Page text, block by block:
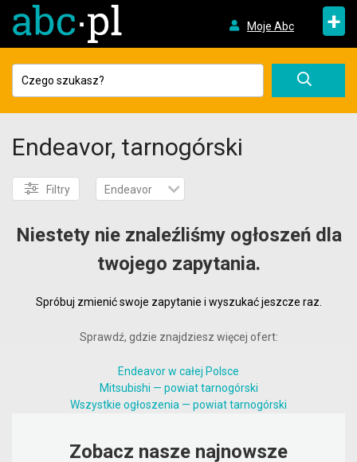
Moje Abc +
Endeavor, tarnogórski
Filtry Endeavor
Niestety nie znaleźliśmy ogłoszeń dla
twojego zapytania.
Spróbuj zmienić swoje zapytanie i wyszukać jeszcze raz.
Sprawdź, gdzie znajdziesz więcej ofert:
Endeavor w całej Polsce
Mitsubishi — powiat tarnogórski
Wszystkie ogłoszenia — powiat tarnogórski
Zobacz nasze najnowsze